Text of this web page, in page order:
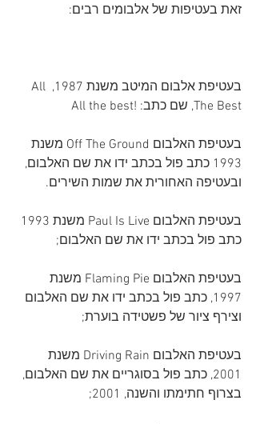
זאת בעטיפות של אלבומים רבים:
בעטיפת אלבום המיטב משנת 1987, All
The Best, שם כתב: !All the best
בעטיפת האלבום Off The Ground משנת
1993 כתב פול בכתב ידו את שם האלבום,
ובעטיפה האחורית את שמות השירים.
כתב פול בכתב ידו את שם האלבום;
בעטיפת האלבום Flaming Pie משנת
1997, כתב פול בכתב ידו את שם האלבום
וצירף ציור של פשטידה בוערת;
בעטיפת האלבום Driving Rain משנת
2001, כתב פול בסוגריים את שם האלבום,
בצרוף חתימתו והשנה, 2001;